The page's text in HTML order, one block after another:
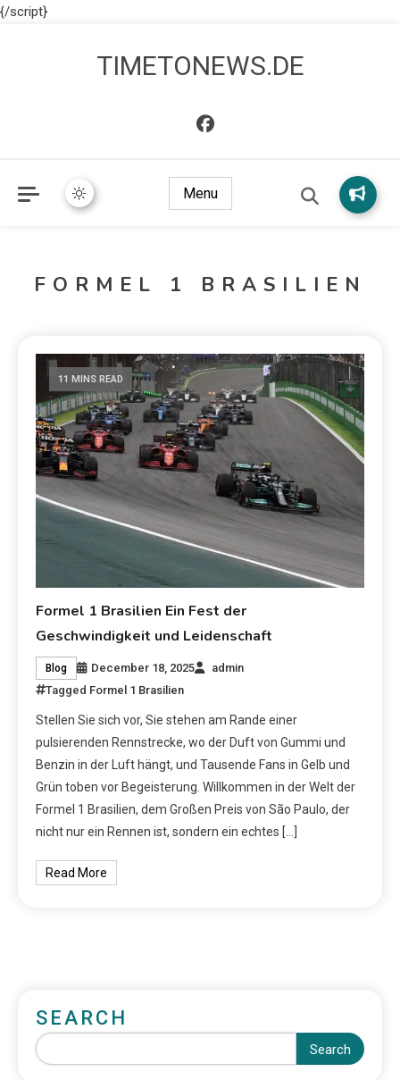
{/script}
TIMETONEWS.DE
Menu
FORMEL 1 BRASILIEN
11 MINS READ
Formel 1 Brasilien Ein Fest der
Geschwindigkeit und Leidenschaft
Blog December 18, 2025
admin
Tagged Formel 1 Brasilien
Stellen Sie sich vor, Sie stehen am Rande einer
pulsierenden Rennstrecke, wo der Duft von Gummi und
Benzin in der Luft hängt, und Tausende Fans in Gelb und
Grün toben vor Begeisterung. Willkommen in der Welt der
Formel 1 Brasilien, dem Großen Preis von São Paulo, der
nicht nur ein Rennen ist, sondern ein echtes […]
Read More
SEARCH
Search